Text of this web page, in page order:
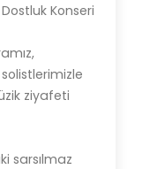
Konseri
ziyafeti
sarsılmaz